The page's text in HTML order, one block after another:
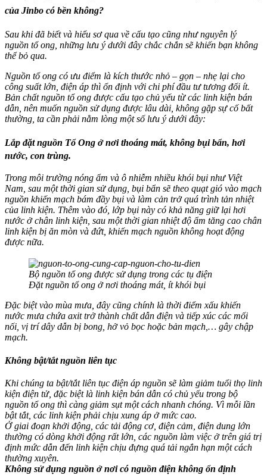
của Jinbo có bền không?
Sau khi đã biết và hiểu sơ qua về cấu tạo cũng như nguyên lý
nguồn tổ ong, những lưu ý dưới đây chắc chắn sẽ khiến bạn không
thể bỏ qua.
Nguồn tổ ong có ưu điểm là kích thước nhỏ – gọn – nhẹ lại cho
công suất lớn, điện áp thì ổn định với chi phí đầu tư tương đối ít.
Bản chất nguồn tổ ong được cấu tạo chủ yếu từ các linh kiện bán
dẫn, nên muốn nguồn sử dụng được lâu dài, không gặp sự cố bất
thường, ta cần phải nằm lòng một số lưu ý dưới đây:
Lắp đặt nguồn Tổ Ong ở nơi thoáng mát, không bụi bẩn, hơi
nước, con trùng.
Trong môi trường nóng ẩm và ô nhiễm nhiều khói bụi như Việt
Nam, sau một thời gian sử dụng, bụi bẩn sẽ theo quạt gió vào mạch
nguồn khiến mạch bám đầy bụi và làm cản trở quá trình tản nhiệt
của linh kiện. Thêm vào đó, lớp bụi này có khả năng giữ lại hơi
nước ở chân linh kiện, sau một thời gian nhiệt độ ẩm tăng cao chân
linh kiện bị ăn mòn và đứt, khiến mạch nguồn không hoạt động
được nữa.
Bộ nguồn tổ ong được sử dụng trong các tụ điện
Đặt nguồn tổ ong ở nơi thoáng mát, ít khói bụi
Đặc biệt vào mùa mưa, đây cũng chính là thời điểm xấu khiến
nước mưa chứa axit trở thành chất dẫn điện và tiếp xúc các mối
nối, vị trí dây dẫn bị bong, hở vỏ bọc hoặc bản mạch,… gây chập
mạch.
Không bật/tắt nguồn liên tục
Khi chúng ta bật/tắt liên tục điện áp nguồn sẽ làm giảm tuổi thọ linh
kiện điện tử, đặc biệt là linh kiện bán dẫn có chủ yếu trong bộ
nguồn tổ ong thì càng giảm sụt một cách nhanh chóng. Vì mỗi lần
bật tắt, các linh kiện phải chịu xung áp ở mức cao.
Ở giai đoạn khởi động, các tải động cơ, điện cảm, điện dung lớn
thường có dòng khởi động rất lớn, các nguồn làm việc ở trên giá trị
định mức dẫn đến linh kiện chịu đựng quá tải ngắn hạn một cách
thường xuyên.
Không sử dụng nguồn ở nơi có nguồn điện không ổn định